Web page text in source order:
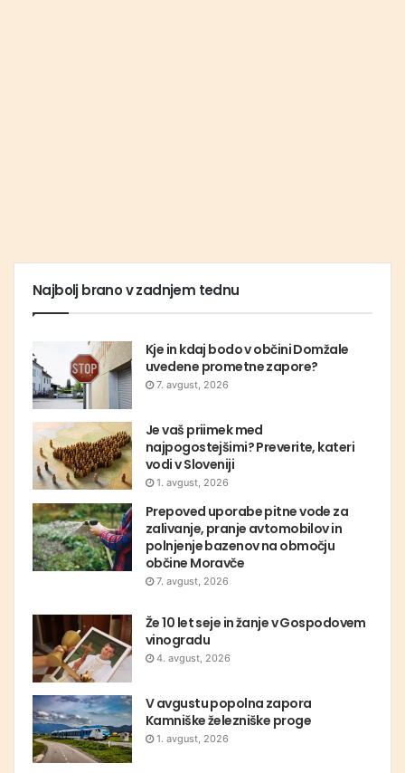
Najbolj brano v zadnjem tednu
Kje in kdaj bodo v občini Domžale
uvedene prometne zapore?
7. avgust, 2026
Je vaš priimek med
najpogostejšimi? Preverite, kateri
vodi v Sloveniji
1. avgust, 2026
Prepoved uporabe pitne vode za
zalivanje, pranje avtomobilov in
polnjenje bazenov na območju
občine Moravče
7. avgust, 2026
Že 10 let seje in žanje v Gospodovem
vinogradu
4. avgust, 2026
V avgustu popolna zapora
Kamniške železniške proge
1. avgust, 2026